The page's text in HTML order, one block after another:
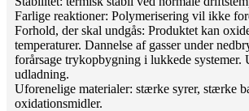
Farlige reaktioner: Polymerisering vil ikke
Forhold, der skal undgås: Produktet kan
temperaturer. Dannelse af gasser under
forårsage trykopbygning i lukkede systemer.
udladning.
Uforenelige materialer: stærke syrer, stærke
oxidationsmidler.